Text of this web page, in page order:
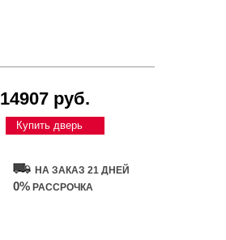
14907 руб.
Купить дверь
НА ЗАКАЗ 21 ДНЕЙ
0% РАССРОЧКА